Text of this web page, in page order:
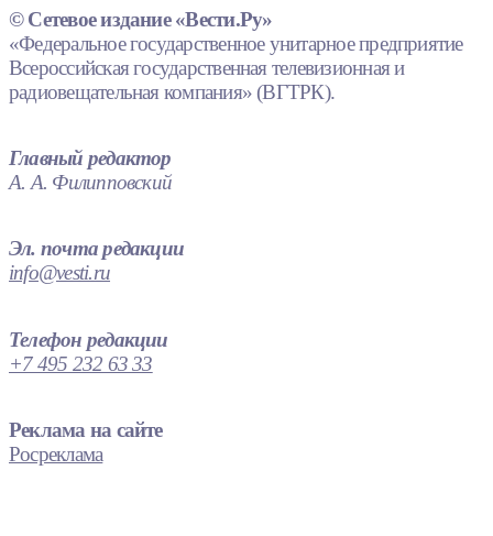
© Сетевое издание «Вести.Ру»
«Федеральное государственное унитарное предприятие
Всероссийская государственная телевизионная и
радиовещательная компания» (ВГТРК).
Главный редактор
А. А. Филипповский
Эл. почта редакции
info@vesti.ru
Телефон редакции
+7 495 232 63 33
Реклама на сайте
Росреклама